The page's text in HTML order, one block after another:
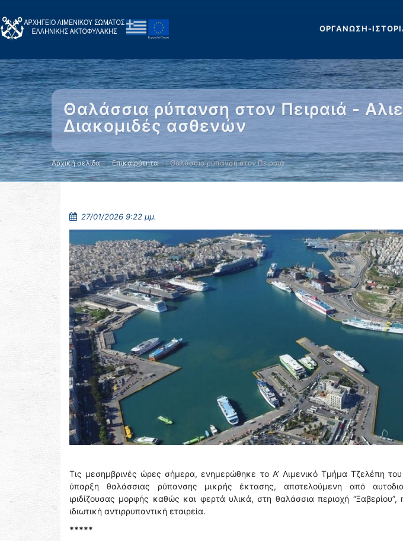
ΟΡΓΑΝΩΣΗ-
Θαλάσσια ρύπανση στον Πειραιά -
Διακομιδές ασθενών
Αρχική σελίδα Επικαιρότητα Θαλάσσια ρύπανση στον Πειραιά …
27/01/2026 9:22 μμ.
Τις μεσημβρινές ώρες σήμερα, ενημερώθηκε το Α’ Λιμενικό Τμήμα Τζελέπη του
ύπαρξη θαλάσσιας ρύπανσης μικρής έκτασης, αποτελούμενη από
ιριδίζουσας μορφής καθώς και φερτά υλικά, στη θαλάσσια περιοχή
ιδιωτική αντιρρυπαντική εταιρεία.
*****